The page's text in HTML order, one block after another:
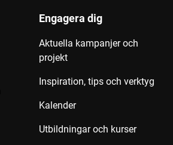
Engagera dig
Aktuella kampanjer och
projekt
Inspiration, tips och verktyg
Kalender
Utbildningar och kurser